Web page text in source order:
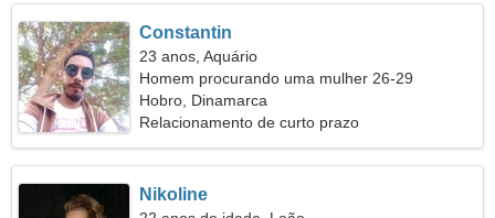
Constantin
23 anos, Aquário
Homem procurando uma mulher 26-29
Hobro, Dinamarca
Relacionamento de curto prazo
Nikoline